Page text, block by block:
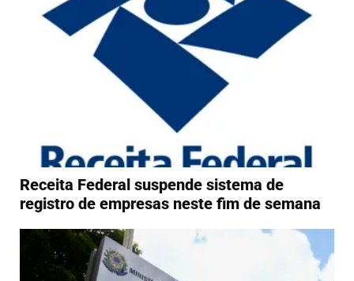
Receita Federal suspende sistema de
registro de empresas neste fim de semana